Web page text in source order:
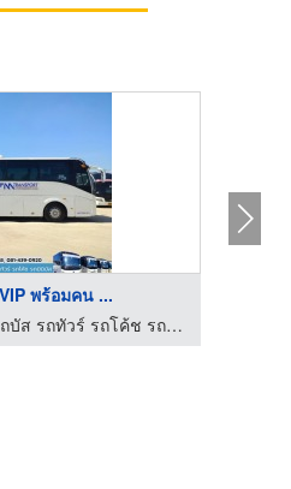
พร้อมคน ...
บริการรถเช่า รถตู้ รถบัส รถทัวร์ รถโค้ช รถมินิบัส กรุงเทพฯ